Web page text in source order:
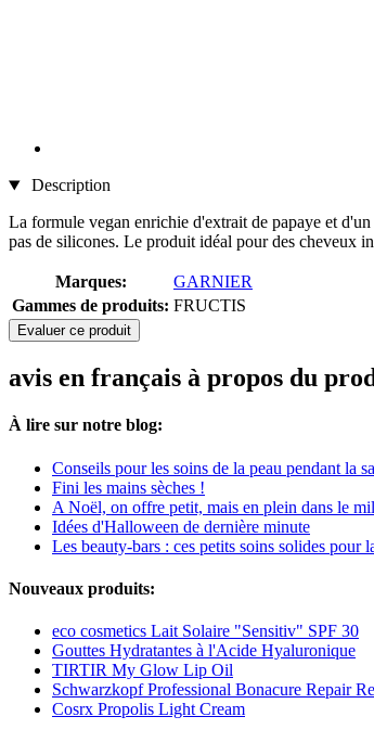
Description
La formule vegan enrichie d'extrait de papaye et
pas de silicones. Le produit idéal pour des cheveux
Marques:
GARNIER
Gammes de produits: FRUCTIS
Evaluer ce produit
avis en français à propos du
À lire sur notre blog:
Conseils pour les soins de la peau pendant la
Fini les mains sèches !
A Noël, on offre petit, mais en plein dans le
Idées d'Halloween de dernière minute
Les beauty-bars : ces petits soins solides pour
Nouveaux produits:
eco cosmetics Lait Solaire "Sensitiv" SPF 30
Gouttes Hydratantes à l'Acide Hyaluronique
TIRTIR My Glow Lip Oil
Schwarzkopf Professional Bonacure Repair
Cosrx Propolis Light Cream